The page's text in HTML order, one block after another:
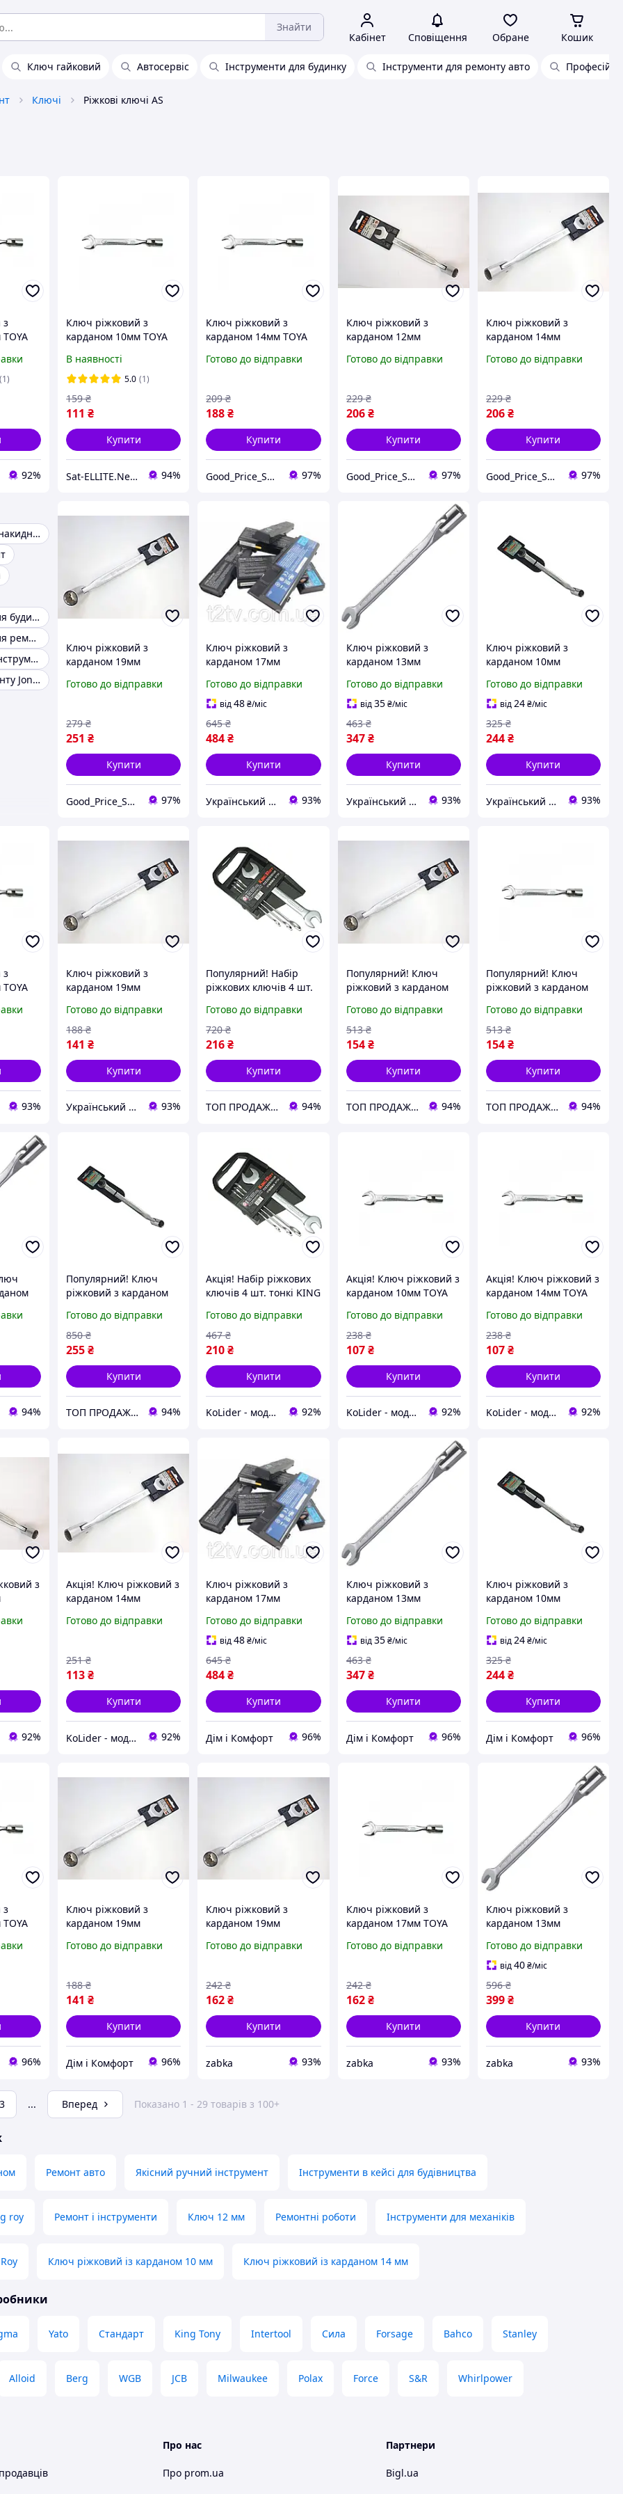
Знайти
Кабінет Сповіщення Обране Кошик
Ключ гайковий Автосервіс Інструменти для будинку Інструменти для ремонту авто
Ключі Ріжкові ключі AS
з
(1)
92%
Ключ ріжковий з
карданом 10мм TOYA
В наявності
5.0 (1)
111 ₴
159 ₴
Купити
Sat-ELLITE.Net ➤ ІНТЕРНЕТ-СУПЕРМАРКЕТ 94%
Ключ ріжковий з
карданом 14мм TOYA
Готово до відправки
188₴
209 ₴
Купити
Good_Price_Shop 97%
Ключ ріжковий з
карданом 12мм
Готово до відправки
206 ₴
229 ₴
Купити
Good_Price_Shop 97%
Ключ ріжковий з
карданом 14мм
Готово до відправки
206₴
229 ₴
Купити
Good_Price_Shop 97%
Ключ ріжково-накидний 13 мм
Інструменти для будинку
Інструменти для ремонту авто
Професійний інструмент
Набір інструменту Jonnesway
Ключ ріжковий з
карданом 19мм
Готово до відправки
251 ₴
279 ₴
Купити
Good_Price_Shop 97%
Ключ ріжковий з
карданом 17мм
koshik (41-339-85)
Готово до відправки
від48₴/міс
484₴
645 ₴
Купити
Український Кошик 93%
Ключ ріжковий з
карданом 13мм
(41-339-85)
Готово до відправки
від35 ₴/міс
347 ₴
463 ₴
Купити
Український Кошик 93%
Ключ ріжковий з
карданом 10мм
koshik (41-339-85)
Готово до відправки
від24₴/міс
244₴
325 ₴
Купити
Український Кошик 93%
з
93%
Ключ ріжковий з
карданом 19мм
koshik (41-339-85)
Готово до відправки
141 ₴
188 ₴
Купити
Український Кошик 93%
Популярний! Набір
ріжкових ключів 4 шт.
DOES - Краща якість
тільки на
Nukleon.com.ua
Готово до відправки
216₴
720 ₴
Купити
ТОП ПРОДАЖ | Інтернет-супермаркет «NUKLEON» 94%
Популярний! Ключ
ріжковий з карданом
- Краща якість тільки
на Nukleon.com.ua
Готово до відправки
154 ₴
513 ₴
Купити
ТОП ПРОДАЖ | Інтернет-супермаркет «NUKLEON» 94%
Популярний! Ключ
ріжковий з карданом
Краща якість тільки на
Nukleon.com.ua
Готово до відправки
154₴
513 ₴
Купити
ТОП ПРОДАЖ | Інтернет-супермаркет «NUKLEON» 94%
на
94%
Популярний! Ключ
ріжковий з карданом
Jonnesway - Краща
якість тільки на
Nukleon.com.ua
Готово до відправки
255₴
850 ₴
Купити
ТОП ПРОДАЖ | Інтернет-супермаркет «NUKLEON» 94%
Акція! Набір ріжкових
ключів 4 шт. тонкі KING
кращою ціною!
Готово до відправки
210₴
467 ₴
Купити
KoLider - модний магазин 92%
Акція! Ключ ріжковий з
карданом 10мм TOYA
ціною!
Готово до відправки
107 ₴
238 ₴
Купити
KoLider - модний магазин 92%
Акція! Ключ ріжковий з
карданом 14мм TOYA
ціною!
Готово до відправки
107₴
238 ₴
Купити
KoLider - модний магазин 92%
з
92%
Акція! Ключ ріжковий з
карданом 14мм
кращою ціною!
Готово до відправки
113₴
251 ₴
Купити
KoLider - модний магазин 92%
Ключ ріжковий з
карданом 17мм
продажу!
Готово до відправки
від48₴/міс
484₴
645 ₴
Купити
Дім і Комфорт 96%
Ключ ріжковий з
карданом 13мм
Готово до відправки
від35 ₴/міс
347 ₴
463 ₴
Купити
Дім і Комфорт 96%
Ключ ріжковий з
карданом 10мм
продажу!
Готово до відправки
від24₴/міс
244₴
325 ₴
Купити
Дім і Комфорт 96%
з
96%
Ключ ріжковий з
карданом 19мм
продажу!
Готово до відправки
141 ₴
188 ₴
Купити
Дім і Комфорт 96%
Ключ ріжковий з
карданом 19мм
3958393 zabka
Готово до відправки
162₴
242 ₴
Купити
zabka 93%
Ключ ріжковий з
карданом 17мм TOYA
Готово до відправки
162 ₴
242 ₴
Купити
zabka 93%
Ключ ріжковий з
карданом 13мм
zabka
Готово до відправки
від40₴/міс
399₴
596 ₴
Купити
zabka 93%
3 ... Вперед Показано 1 - 29 товарів з 100+
Ремонт авто Якісний ручний інструмент Інструменти в кейсі для будівництва
roy Ремонт і інструменти Ключ 12 мм Ремонтні роботи Інструменти для механіків
Ключ ріжковий із карданом 10 мм Ключ ріжковий із карданом 14 мм
Yato Стандарт King Tony Intertool Сила Forsage Bahco Stanley
Alloid Berg WGB JCB Milwaukee Polax Force S&R Whirlpower
Про нас
Про prom.ua
Партнери
Bigl.ua